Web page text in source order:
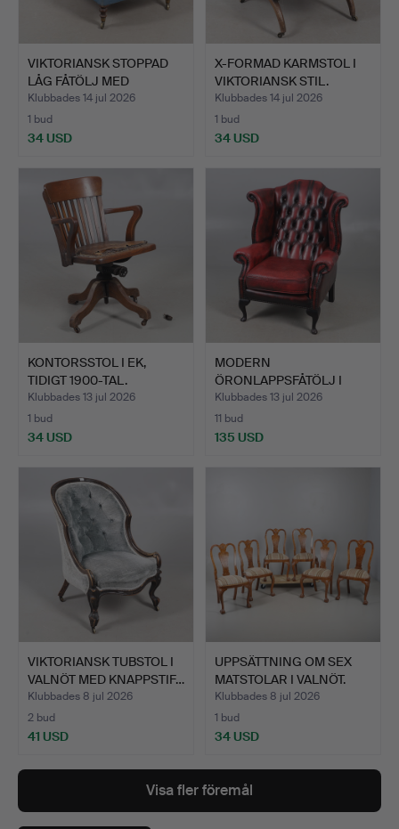
VIKTORIANSK STOPPAD
LÅG FÅTÖLJ MED
KNAPPAD…
Klubbades 14 jul 2026
1 bud
34 USD
X-FORMAD KARMSTOL I
VIKTORIANSK STIL.
Klubbades 14 jul 2026
1 bud
34 USD
KONTORSSTOL I EK,
TIDIGT 1900-TAL.
Klubbades 13 jul 2026
1 bud
34 USD
MODERN
ÖRONLAPPSFÅTÖLJ I
OXBLODSFÄRGAT LÄD…
Klubbades 13 jul 2026
11 bud
135 USD
VIKTORIANSK TUBSTOL I
VALNÖT MED KNAPPSTIF…
Klubbades 8 jul 2026
2 bud
41 USD
UPPSÄTTNING OM SEX
MATSTOLAR I VALNÖT.
Klubbades 8 jul 2026
1 bud
34 USD
Visa fler föremål